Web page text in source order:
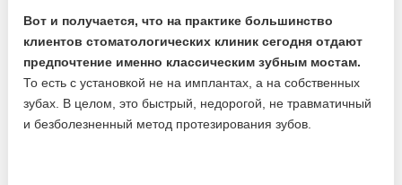
Вот и получается, что на практике большинство
клиентов стоматологических клиник сегодня отдают
предпочтение именно классическим зубным мостам.
То есть с установкой не на имплантах, а на собственных
зубах. В целом, это быстрый, недорогой, не травматичный
и безболезненный метод протезирования зубов.